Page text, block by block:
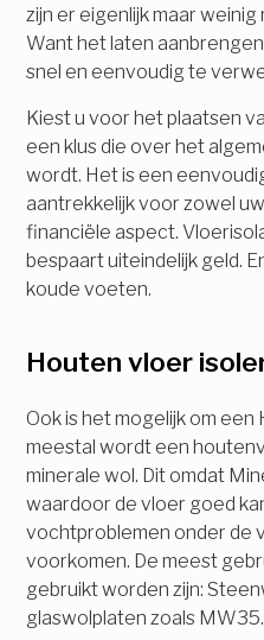
zijn er eigenlijk maar
Want het laten
snel en eenvoudig te
Kiest u voor het plaatsen
een klus die over het
wordt. Het is een
aantrekkelijk voor zowel
financiële aspect.
bespaart uiteindelijk geld.
koude voeten.
Houten vloer
Ook is het mogelijk om
meestal wordt een
minerale wol. Dit omdat
waardoor de vloer goed
vochtproblemen onder de
voorkomen. De meest
gebruikt worden zijn:
glaswolplaten zoals MW35.